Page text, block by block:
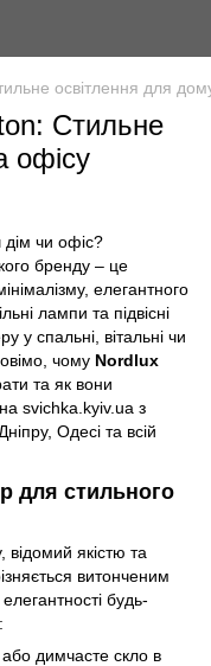
освітлення для
Стильне
офісу
чи офіс?
бренду – це
елегантного
лампи та підвісні
у спальні, вітальні чи
чому Nordlux
та як вони
svichka.kyiv.ua з
Одесі та всій
для стильного
відомий якістю та
витонченим
будь-
димчасте скло в